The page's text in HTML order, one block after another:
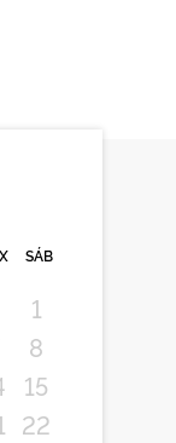
SÁB
1
8
15
22